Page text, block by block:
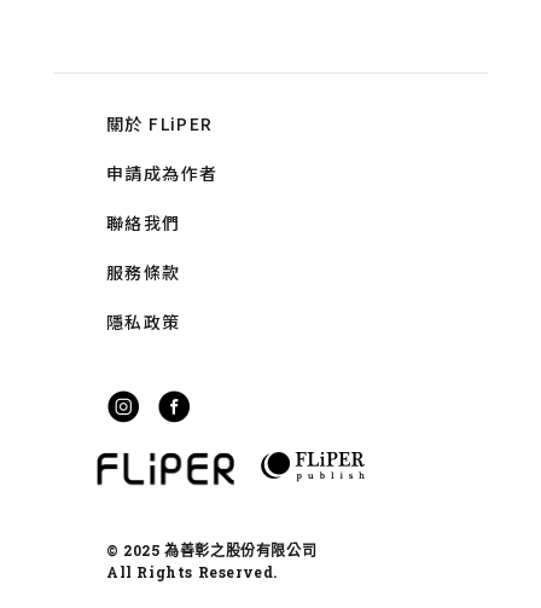
關於 FLiPER
申請成為作者
聯絡我們
服務條款
隱私政策
© 2025 為善彰之股份有限公司
All Rights Reserved.